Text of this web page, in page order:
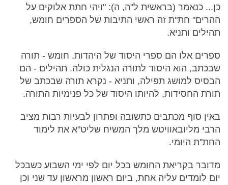
כן... כנאמר (בראשית ל"ה, ה): "ויהי חתת אלוקים על
ההרים" חת"ת זה ראשי התיבות של הספרים חומש,
תהילים ותניא.
ספרים אלו הם ספרי היסוד של היהדות. חומש - תורה
שבכתב, הוא היסוד לתורה הנגלית כולה. תהילים - הם
הבסיס למושג תפילה, ותניא - נקרא תורה שבכתב של
תורת החסידות, להיותו היסוד של כל פנימיות התורה.
באין סוף מכתבים כתשובה ופתרון לבעיות רבות מציב
הרבי מליובאוויטש מלך המשיח שליט"א את לימוד
החת"ת היומי.
מדובר בקריאת החומש בכל יום לפי ימי השבוע כשבכל
יום לומדים עליה אחת, ביום ראשון מראשון עד שני וכן